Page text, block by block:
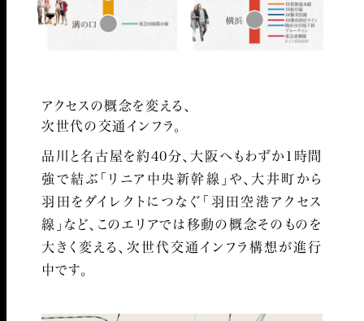
アクセスの概念を変える、
次世代の交通インフラ。
品川と名古屋を約40分、大阪へもわずか1時間
強で結ぶ「リニア中央新幹線」や、大井町から
羽田をダイレクトにつなぐ「羽田空港アクセス
線」など、このエリアでは移動の概念そのものを
大きく変える、次世代交通インフラ構想が進行
中です。